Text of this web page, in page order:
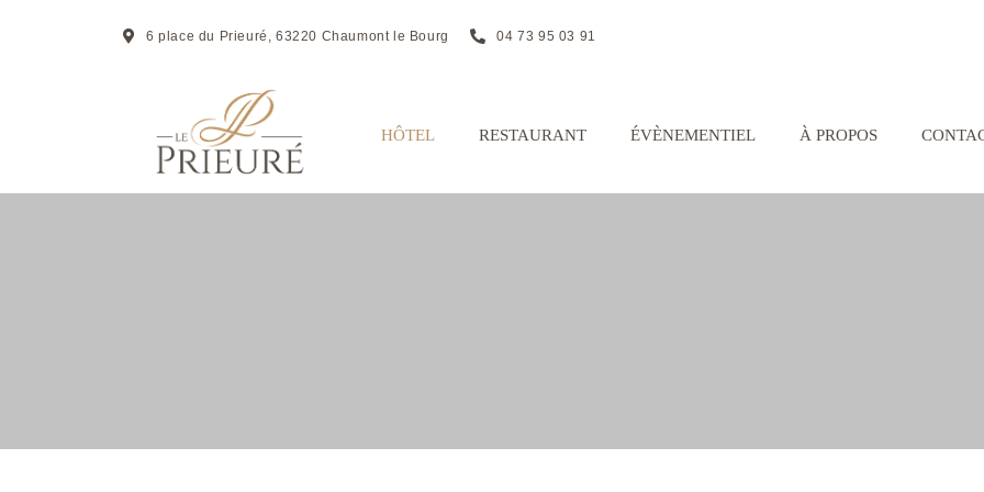
6 place du Prieuré, 63220 Chaumont le Bourg 04 73 95 03 91
HÔTEL RESTAURANT ÉVÈNEMENTIEL À PROPOS